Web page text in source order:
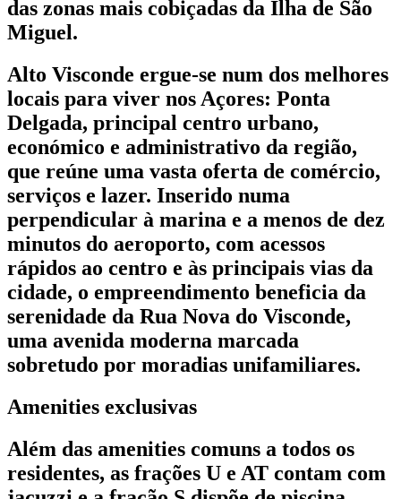
das zonas mais cobiçadas da Ilha de São
Miguel.
Alto Visconde ergue-se num dos melhores
locais para viver nos Açores: Ponta
Delgada, principal centro urbano,
económico e administrativo da região,
que reúne uma vasta oferta de comércio,
serviços e lazer. Inserido numa
perpendicular à marina e a menos de dez
minutos do aeroporto, com acessos
rápidos ao centro e às principais vias da
cidade, o empreendimento beneficia da
serenidade da Rua Nova do Visconde,
uma avenida moderna marcada
sobretudo por moradias unifamiliares.
Amenities exclusivas
Além das amenities comuns a todos os
residentes, as frações U e AT contam com